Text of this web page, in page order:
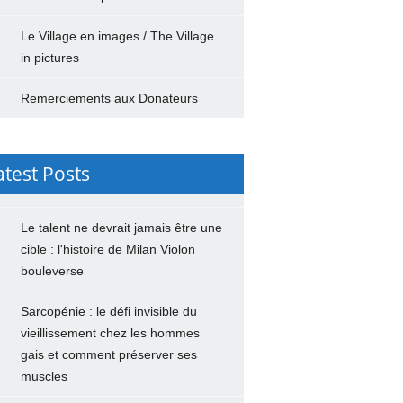
Le Village en images / The Village
in pictures
Remerciements aux Donateurs
Posts
Le talent ne devrait jamais être une
cible : l'histoire de Milan Violon
bouleverse
Sarcopénie : le défi invisible du
vieillissement chez les hommes
gais et comment préserver ses
muscles